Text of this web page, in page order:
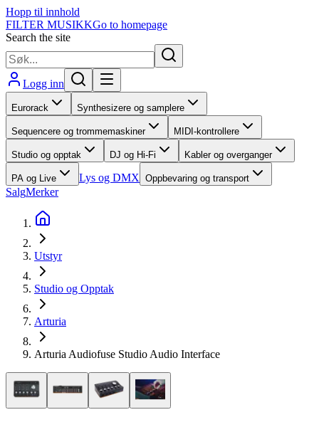
Hopp til innhold
FILTER MUSIKKGo to homepage
Search the site
Logg inn
Eurorack Synthesizere og samplere
Sequencere og trommemaskiner MIDI-kontrollere
Studio og opptak DJ og Hi-Fi Kabler og overganger
PA og Live Lys og DMX Oppbevaring og transport
SalgMerker
Utstyr
Studio og Opptak
Arturia
Arturia Audiofuse Studio Audio Interface